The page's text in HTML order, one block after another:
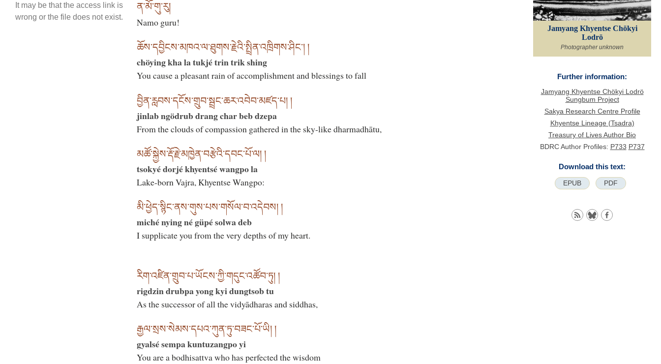
It may be that the access link is
wrong or the file does not exist.
ན་མོ་གུ་རུ།
Namo guru!
ཆོས་དབྱིངས་མཁའ་ལ་ཐུགས་རྗེའི་སྤྲིན་འཁྲིགས་ཤིང་། །
chöying kha la tukjé trin trik shing
You cause a pleasant rain of accomplishment and blessings to fall
བྱིན་རླབས་དངོས་གྲུབ་སྦྲང་ཆར་འབེབ་མཛད་པ། །
jinlab ngödrub drang char beb dzepa
From the clouds of compassion gathered in the sky-like dharmadhātu,
མཚོ་སྐྱེས་རྡོ་རྗེ་མཁྱེན་བརྩེའི་དབང་པོ་ལ། །
tsokyé dorjé khyentsé wangpo la
Lake-born Vajra, Khyentse Wangpo:
མི་ཕྱེད་སྙིང་ནས་གུས་པས་གསོལ་བ་འདེབས། །
miché nying né güpé solwa deb
I supplicate you from the very depths of my heart.
རིག་འཛིན་གྲུབ་པ་ཡོངས་ཀྱི་གདུང་འཚོབ་ཏུ། །
rigdzin drubpa yong kyi dungtsob tu
As the successor of all the vidyādharas and siddhas,
རྒྱལ་སྲས་སེམས་དཔའ་ཀུན་ཏུ་བཟང་པོ་ཡི། །
gyalsé sempa kuntuzangpo yi
You are a bodhisattva who has perfected the wisdom
Jamyang Khyentse Chökyi
Lodrö
Photographer unknown
Further information:
Jamyang Khyentse Chökyi Lodrö
Sungbum Project
Sakya Research Centre Profile
Khyentse Lineage (Tsadra)
Treasury of Lives Author Bio
BDRC Author Profiles: P733 P737
Download this text:
EPUB PDF